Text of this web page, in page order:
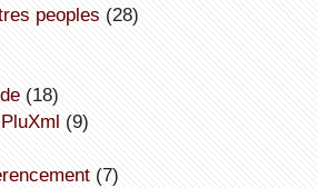
peoples (28)
(18)
(9)
(7)